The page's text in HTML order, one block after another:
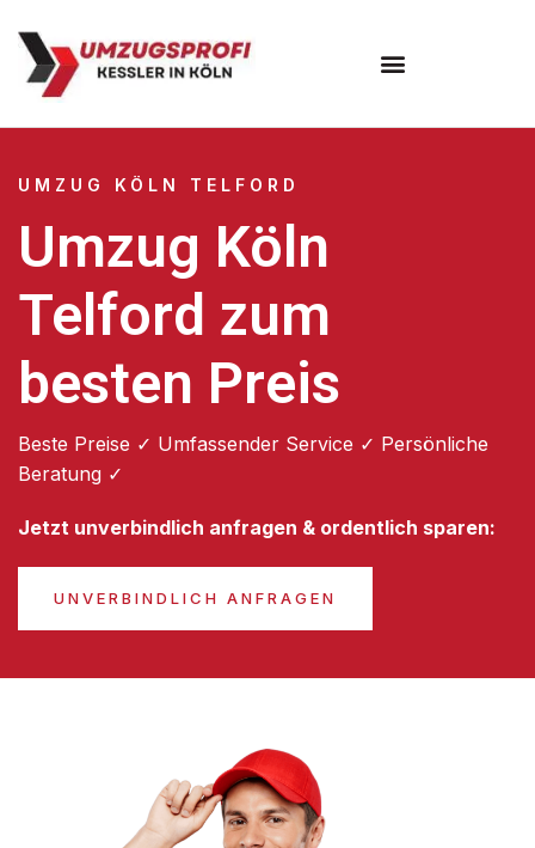
UMZUG KÖLN TELFORD
Umzug Köln
Telford zum
besten Preis
Beste Preise ✓ Umfassender Service ✓ Persönliche
Beratung ✓
Jetzt unverbindlich anfragen & ordentlich sparen:
UNVERBINDLICH ANFRAGEN